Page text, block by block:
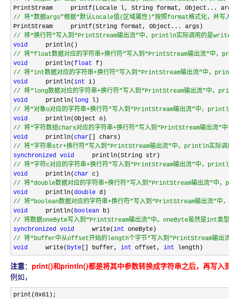
// 将“数据args”根据“默认Locale值(区域属性)”按照format格式化，并
// 将“换行符”写入到“PrintStream输出流”中，println实际调用的是
void
// 将“float数据对应的字符串+换行符”写入到“PrintStream输出流”中
void
     println(
float
// 将“int数据对应的字符串+换行符”写入到“PrintStream输出流”中，
void
     println(
int
// 将“long数据对应的字符串+换行符”写入到“PrintStream输出流”中，
void
     println(
long
// 将“对象o对应的字符串+换行符”写入到“PrintStream输出流”中，
void
// 将“字符数组chars对应的字符串+换行符”写入到“PrintStream输出流
void
     println(
char
// 将“字符串str+换行符”写入到“PrintStream输出流”中，println实际
synchronized void
// 将“字符c对应的字符串+换行符”写入到“PrintStream输出流”中，
void
     println(
char
// 将“double数据对应的字符串+换行符”写入到“PrintStream输出流”中
void
     println(
double
// 将“boolean数据对应的字符串+换行符”写入到“PrintStream输出流”
void
     println(
boolean
// 将数据oneByte写入到“PrintStream输出流”中。oneByte虽然是int类型
synchronized void
     write(
int
// 将“buffer中从offset开始的length个字节”写入到“PrintStream输出
void
     write(
byte [] buffer, int offset, int length)
注意： print()和println()都是将其中参数转换成字符串之后，再写入
例如，
print(0x61);